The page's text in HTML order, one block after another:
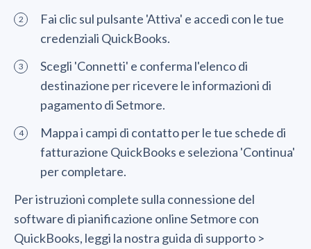
Fai clic sul pulsante 'Attiva' e accedi con le tue
credenziali QuickBooks.
Scegli 'Connetti' e conferma l'elenco di
destinazione per ricevere le informazioni di
pagamento di Setmore.
Mappa i campi di contatto per le tue schede di
fatturazione QuickBooks e seleziona 'Continua'
per completare.
Per istruzioni complete sulla connessione del
software di pianificazione online Setmore con
QuickBooks, leggi la nostra guida di supporto >